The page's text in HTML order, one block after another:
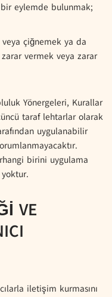
eylemde bulunmak;
veya çiğnemek ya da
vermek veya zarar
Yönergeleri, Kurallar
taraf lehtarlar olarak
uygulanabilir
birini uygulama
VE
iletişim kurmasını